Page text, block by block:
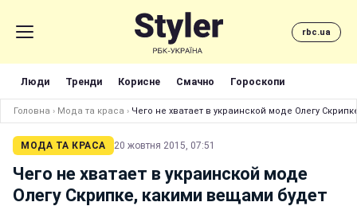
rbc.ua
Люди Тренди Корисне Смачно Гороскопи
Головна › Мода та краса › Чего не хватает в украинской моде Олегу
МОДА ТА КРАСА 20 жовтня 2015, 07:51
Чего не хватает в украинской моде
Олегу Скрипке, какими вещами будет